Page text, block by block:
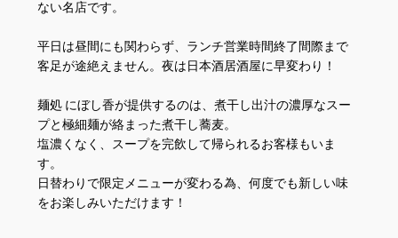
ない名店です。
平日は昼間にも関わらず、ランチ営業時間終了間際まで
客足が途絶えません。夜は日本酒居酒屋に早変わり！
麺処 にぼし香が提供するのは、煮干し出汁の濃厚なスー
プと極細麺が絡まった煮干し蕎麦。
塩濃くなく、スープを完飲して帰られるお客様もいま
す。
日替わりで限定メニューが変わる為、何度でも新しい味
をお楽しみいただけます！